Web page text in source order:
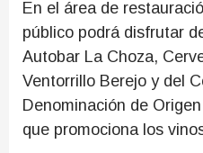
En el área de
público podrá disfrutar
Autobar La Choza,
Ventorrillo Berejo y del
Denominación de
que promociona los